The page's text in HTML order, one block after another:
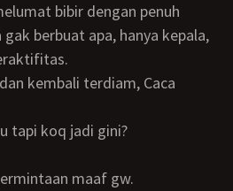
bibir dengan penuh
berbuat apa, hanya kepala,
tapi koq jadi gini?
maaf gw.